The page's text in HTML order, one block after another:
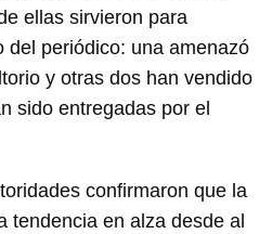
ellas sirvieron para
del periódico: una amenazó
y otras dos han vendido
sido entregadas por el
confirmaron que la
tendencia en alza desde al